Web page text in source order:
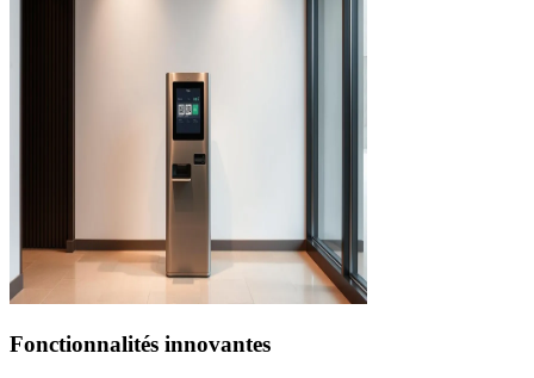
Fonctionnalités innovantes